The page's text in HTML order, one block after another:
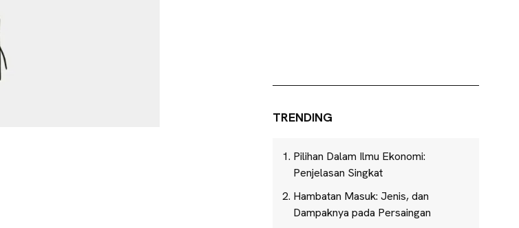
TRENDING
Pilihan Dalam Ilmu Ekonomi:
Penjelasan Singkat
Hambatan Masuk: Jenis, dan
Dampaknya pada Persaingan